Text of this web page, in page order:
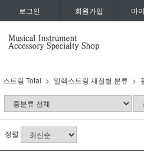
로그인 회원가입 마
스트링 Total 일렉스트링 재질별 분류
정렬